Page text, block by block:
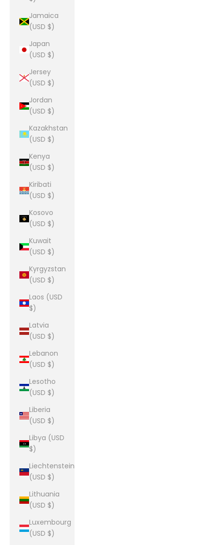
Jamaica
(USD $)
Japan
(USD $)
Jersey
(USD $)
Jordan
(USD $)
Kazakhstan
(USD $)
Kenya
(USD $)
Kiribati
(USD $)
Kosovo
(USD $)
Kuwait
(USD $)
Kyrgyzstan
(USD $)
Laos (USD
$)
Latvia
(USD $)
Lebanon
(USD $)
Lesotho
(USD $)
Liberia
(USD $)
Libya (USD
$)
Liechtenstein
(USD $)
Lithuania
(USD $)
Luxembourg
(USD $)